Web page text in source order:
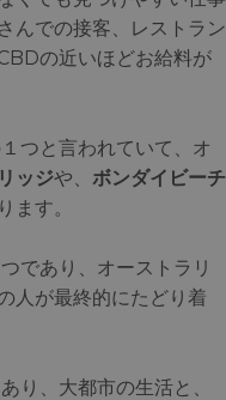
んでの接客、レストラン
の近いほどお給料が
つと言われていて、オ
ッジや、 ボンダイビーチ
ます。
であり、オーストラリ
人が最終的にたどり着
り、大都市の生活と、